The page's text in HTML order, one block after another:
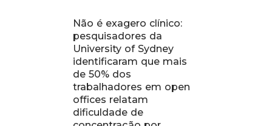
Não é exagero clínico:
pesquisadores da
University of Sydney
identificaram que mais
de 50% dos
trabalhadores em open
offices relatam
dificuldade de